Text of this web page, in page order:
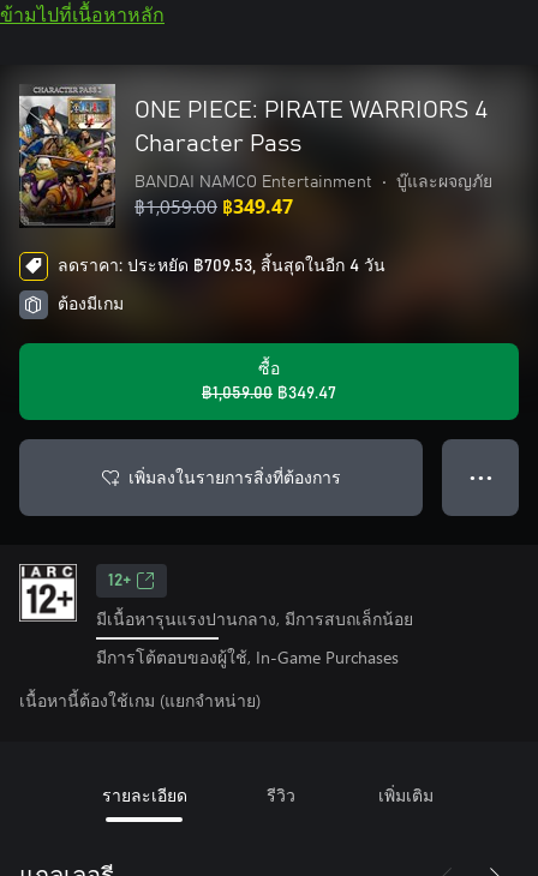
ข้ามไปที่เนื้อหาหลัก
ONE PIECE: PIRATE WARRIORS 4
Character Pass
BANDAI NAMCO Entertainment • บู๊และผจญภัย
฿1,059.00 ฿349.47
ลดราคา: ประหยัด ฿709.53, สิ้นสุดในอีก 4 วัน
ต้องมีเกม
ซื้อ
฿1,059.00 ฿349.47
เพิ่มลงในรายการสิ่งที่ต้องการ ● ● ●
12+
มีเนื้อหารุนแรงปานกลาง, มีการสบถเล็กน้อย
มีการโต้ตอบของผู้ใช้, In-Game Purchases
เนื้อหานี้ต้องใช้เกม (แยกจำหน่าย)
รายละเอียด รีวิว เพิ่มเติม